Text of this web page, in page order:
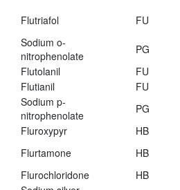
Flutriafol
FU
Sodium o-
nitrophenolate
PG
Flutolanil
FU
Flutianil
FU
Sodium p-
nitrophenolate
PG
Fluroxypyr
HB
Flurtamone
HB
Flurochloridone
HB